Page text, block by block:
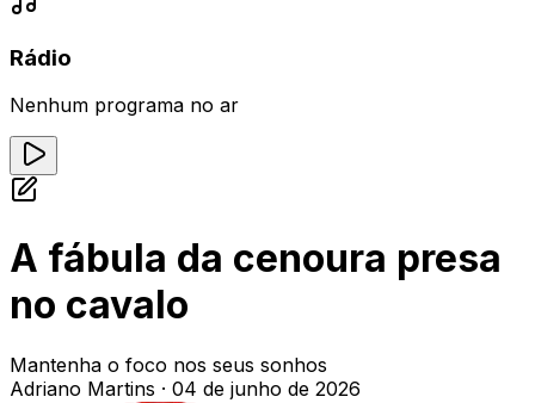
Rádio
Nenhum programa no ar
A fábula da cenoura presa
no cavalo
Mantenha o foco nos seus sonhos
Adriano Martins · 04 de junho de 2026